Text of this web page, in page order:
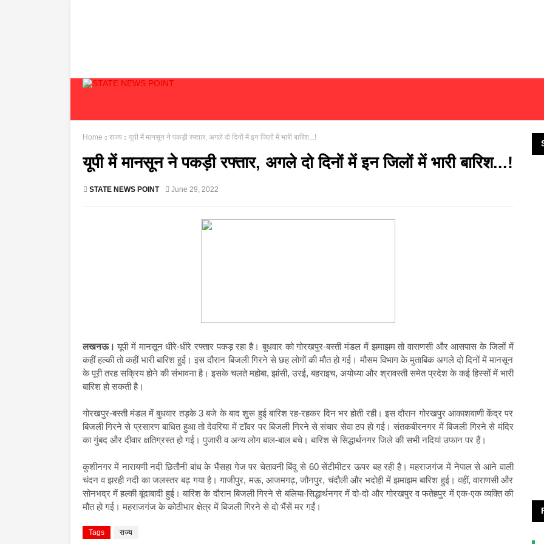
Home राज्य यूपी में मानसून ने पकड़ी रफ्तार, अगले दो दिनों में इन जिलों में भारी बारिश...!
यूपी में मानसून ने पकड़ी रफ्तार, अगले दो दिनों में इन जिलों में भारी बारिश...!
STATE NEWS POINT June 29, 2022
लखनऊ। यूपी में मानसून धीरे-धीरे रफ्तार पकड़ रहा है। बुधवार को गोरखपुर-बस्ती मंडल में झमाझम तो वाराणसी और आसपास के जिलों में
कहीं हल्की तो कहीं भारी बारिश हुई। इस दौरान बिजली गिरने से छह लोगों की मौत हो गई। मौसम विभाग के मुताबिक अगले दो दिनों में मानसून
के पूरी तरह सक्रिय होने की संभावना है। इसके चलते महोबा, झांसी, उरई, बहराइच, अयोध्या और श्रावस्ती समेत प्रदेश के कई हिस्सों में भारी
बारिश हो सकती है।
गोरखपुर-बस्ती मंडल में बुधवार तड़के 3 बजे के बाद शुरू हुई बारिश रह-रहकर दिन भर होती रही। इस दौरान गोरखपुर आकाशवाणी केंद्र पर
बिजली गिरने से प्रसारण बाधित हुआ तो देवरिया में टॉवर पर बिजली गिरने से संचार सेवा ठप हो गई। संतकबीरनगर में बिजली गिरने से मंदिर
का गुंबद और दीवार क्षतिग्रस्त हो गई। पुजारी व अन्य लोग बाल-बाल बचे। बारिश से सिद्धार्थनगर जिले की सभी नदियां उफान पर हैं।
कुशीनगर में नारायणी नदी छितौनी बांध के भैंसहा गेज पर चेतावनी बिंदु से 60 सेंटीमीटर ऊपर बह रही है। महराजगंज में नेपाल से आने वाली
चंदन व झरही नदी का जलस्तर बढ़ गया है। गाजीपुर, मऊ, आजमगढ़, जौनपुर, चंदौली और भदोही में झमाझम बारिश हुई। वहीं, वाराणसी और
सोनभद्र में हल्की बूंदाबादी हुई। बारिश के दौरान बिजली गिरने से बलिया-सिद्धार्थनगर में दो-दो और गोरखपुर व फतेहपुर में एक-एक व्यक्ति की
मौत हो गई। महराजगंज के कोठीभार क्षेत्र में बिजली गिरने से दो भैंसें मर गईं।
Tags राज्य